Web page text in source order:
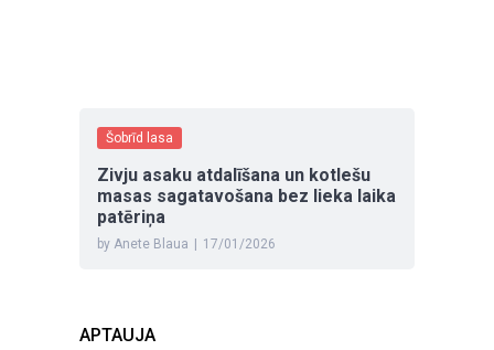
Šobrīd lasa
Zivju asaku atdalīšana un kotlešu
masas sagatavošana bez lieka laika
patēriņa
by Anete Blaua 17/01/2026
APTAUJA